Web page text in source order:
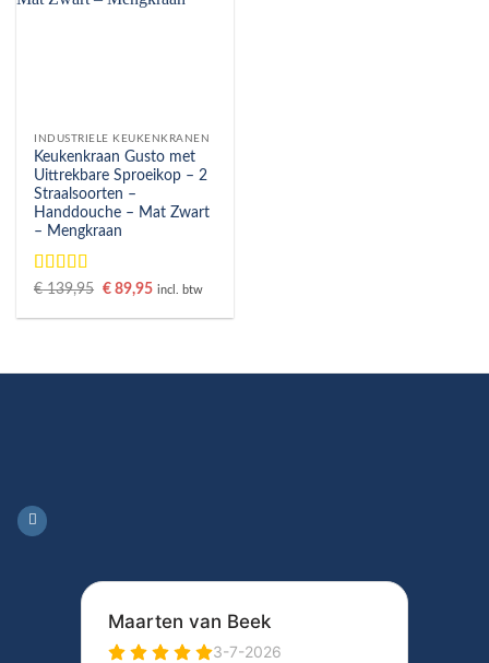
INDUSTRIELE KEUKENKRANEN
Keukenkraan Gusto met
Uittrekbare Sproeikop – 2
Straalsoorten –
Handdouche – Mat Zwart
– Mengkraan
Gewaardeerd
€139,95 Oorspronkelijke
was:
€ 89,95Huidige
is:
incl. btw